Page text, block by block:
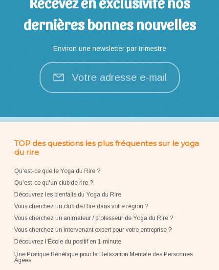
dernières bonnes nouvelles
Environ une newsletter par trimestre
Votre adresse e-mail
TOP des questions les plus fréquentes sur le yoga
du rire
Qu'est-ce que le Yoga du Rire ?
Qu'est-ce qu'un club de rire ?
Découvrez les bienfaits du Yoga du Rire
Vous cherchez un club de Rire dans votre région ?
Vous cherchez un animateur / professeur de Yoga du Rire ?
Vous cherchez un intervenant expert pour votre entreprise?
Découvrez l'École du positif en 1 minute
Une Pratique Bénéfique pour la Relaxation Mentale des Personnes
Âgées